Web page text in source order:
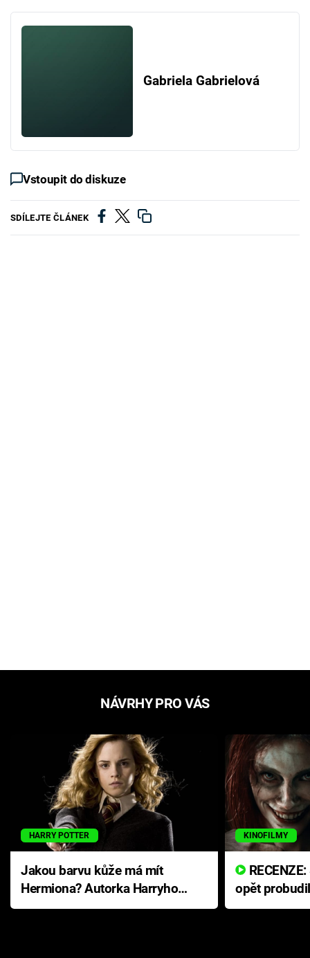
Gabriela Gabrielová
Vstoupit do diskuze
SDÍLEJTE ČLÁNEK
NÁVRHY PRO VÁS
HARRY POTTER
Jakou barvu kůže má mít
Hermiona? Autorka Harryho
Pottera přišla s ráznou
KINOFILMY
opět
přichází s